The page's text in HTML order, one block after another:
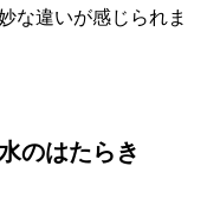
な違いが感じられま
のはたらき